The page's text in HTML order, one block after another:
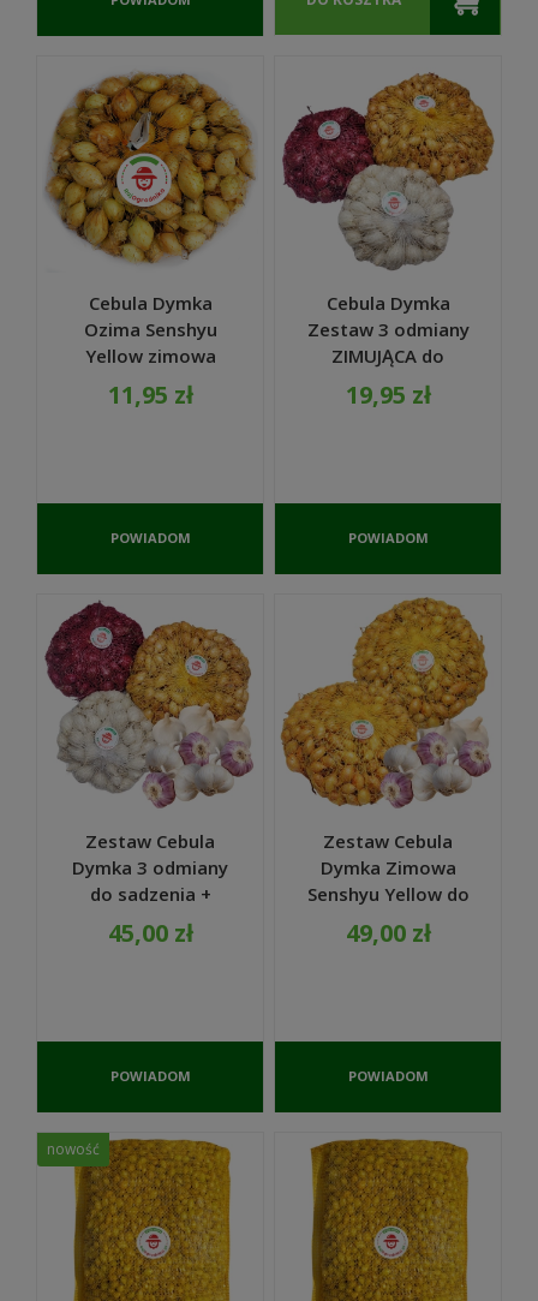
DOSTĘPNOŚCI
Cebula Dymka
Ozima Senshyu
Yellow zimowa
ŻÓŁTA 500g PL
11,95 zł
POWIADOM
DOSTĘPNOŚCI
Cebula Dymka
Zestaw 3 odmiany
ZIMUJĄCA do
sadzenia 1kg
19,95 zł
POWIADOM
DOSTĘPNOŚCI
Zestaw Cebula
Dymka 3 odmiany
do sadzenia +
Czosnek Harnaś
główki 10 szt.
45,00 zł
POWIADOM
DOSTĘPNOŚCI
Zestaw Cebula
Dymka Zimowa
Senshyu Yellow do
sadzenia ZIMUJĄCY
2 x 500g + Czosnek
49,00 zł
POWIADOM
DOSTĘPNOŚCI
nowość